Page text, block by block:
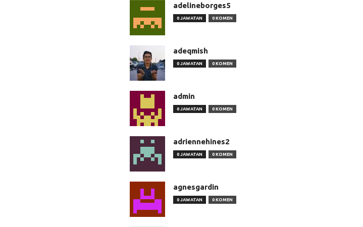
adelineborges5
0 JAWATAN 0 KOMEN
adeqmish
0 JAWATAN 0 KOMEN
admin
0 JAWATAN 0 KOMEN
adriennehines2
0 JAWATAN 0 KOMEN
agnesgardin
0 JAWATAN 0 KOMEN